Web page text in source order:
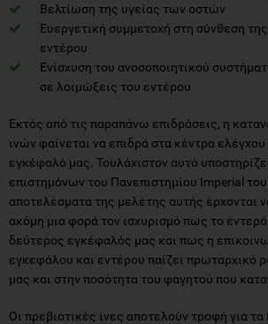
Βελτίωση της υγείας των οστών
Ευεργετική συμμετοχή στη σύνθεση
εντέρου
Ενίσχυση του ανοσοποιητικού
σε λοιμώξεις του εντέρου
Εκτός από τις παραπάνω επιδράσεις, η
ινών φαίνεται να επιδρά στα κέντρα
εγκέφαλό μας. Τουλάχιστον αυτό
επιστημόνων του Πανεπιστημίου Imperial
αποτελέσματα της μελέτης αυτής έρχονται
ακόμη μια φορά τον ισχυρισμό πως το έντερό
δεύτερος εγκέφαλός μας και πως η
εγκεφάλου και εντέρου παίζει πρωταρχικό
μας και στην ποσότητα του φαγητού που
Οι πρεβιοτικές ίνες αποτελούν τροφή για